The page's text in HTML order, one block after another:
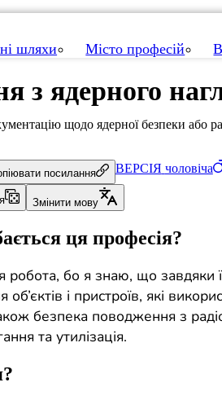
шляхи Місто професій
з ядерного
щодо ядерної безпеки або
посилання ВЕРСІЯ чоловіча
Змінити мову
ця професія?
робота, бо я знаю, що завдяки
і пристроїв, які
безпека поводження з
та утилізація.